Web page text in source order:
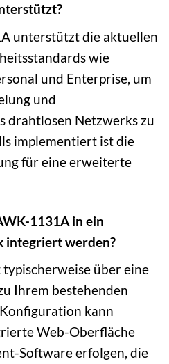
unterstützt die aktuellen
wie
und Enterprise, um
und
drahtlosen Netzwerks zu
implementiert ist die
für eine erweiterte
1131A in ein
integriert werden?
über eine
Ihrem bestehenden
kann
Web-Oberfläche
Software erfolgen, die